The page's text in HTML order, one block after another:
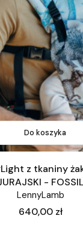
Do koszyka
z tkaniny
- FOSSIL
LennyLamb
Cena
640,00 zł